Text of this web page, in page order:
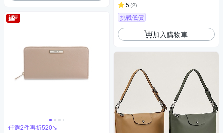
任選2件再折520↘
5 (2)
挑戰低價
加入購物車